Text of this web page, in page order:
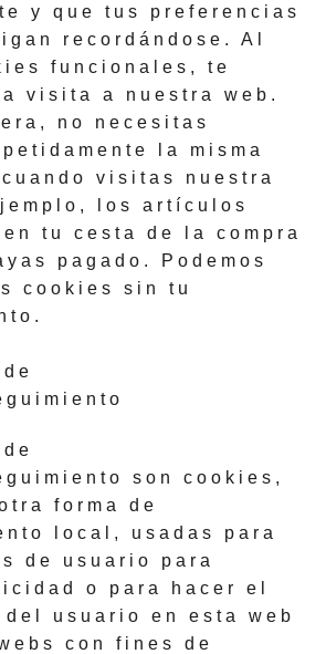
y que tus preferencias
recordándose. Al
funcionales, te
visita a nuestra web.
no necesitas
la misma
visitas nuestra
los artículos
en tu cesta de la compra
pagado. Podemos
cookies sin tu
son cookies,
forma de
local, usadas para
de usuario para
o para hacer el
usuario en esta web
con fines de